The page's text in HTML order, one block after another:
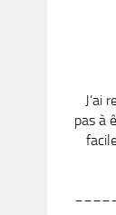
J’ai
pas à